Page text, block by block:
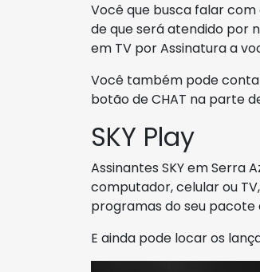
Você que busca falar com
de que será atendido por
em TV por Assinatura a
Você também pode
botão de CHAT na parte
SKY Play
Assinantes SKY em Serra
computador, celular ou
programas do seu pacote
E ainda pode locar os